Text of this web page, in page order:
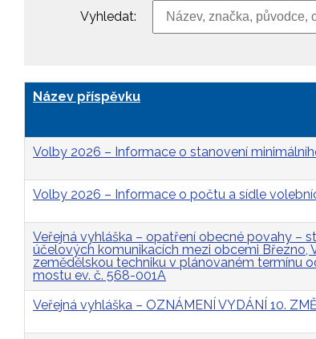
Vyhledat:
Název příspěvku
Volby 2026 – Informace o stanovení
Volby 2026 – Informace o počtu a sídle
Veřejná vyhláška – opatření obecné povahy –
účelových komunikacích mezi obcemi Březno,
zemědělskou techniku v plánovaném termínu
mostu ev. č. 568-001A
Veřejná vyhláška – OZNÁMENÍ VYDÁNÍ 10.